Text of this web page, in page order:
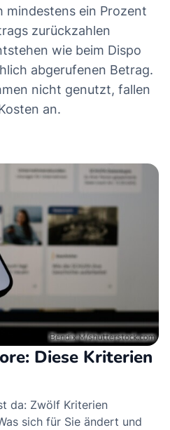
mindestens ein Prozent
zurückzahlen
wie beim Dispo
abgerufenen Betrag.
nicht genutzt, fallen
an.
Diese Kriterien
da: Zwölf Kriterien
sich für Sie ändert und